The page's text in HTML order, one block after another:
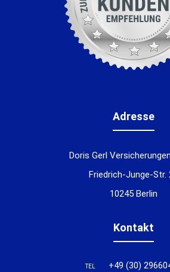
Adresse
Doris Gerl
Friedrich-Junge-Str.
10245 Berlin
Kontakt
TEL +49 (30)